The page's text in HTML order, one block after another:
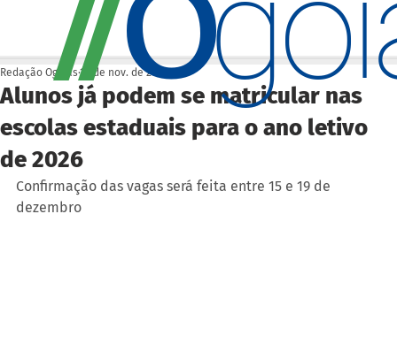
Alunos já podem se matricular nas
escolas estaduais para o ano letivo
de 2026
Redação Ogoiás 10 de nov. de 2025
Confirmação das vagas será feita entre 15 e 19 de
dezembro